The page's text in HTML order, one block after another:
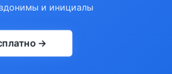
и инициалы
→